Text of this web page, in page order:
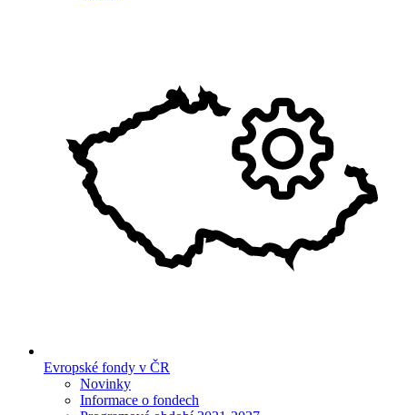
Evropské fondy v ČR
Novinky
Informace o fondech